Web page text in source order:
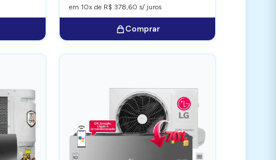
em 10x de R$ 378,60 s/ juros
Comprar